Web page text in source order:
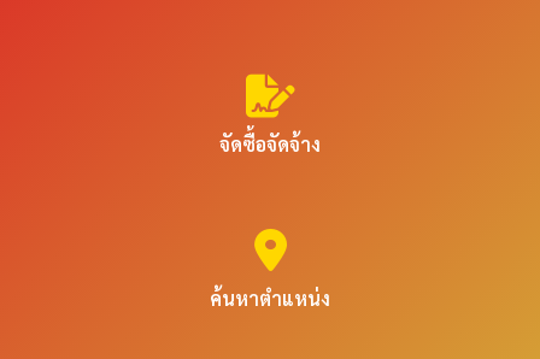
จัดซื้อจัดจ้าง
ค้นหาตำแหน่ง